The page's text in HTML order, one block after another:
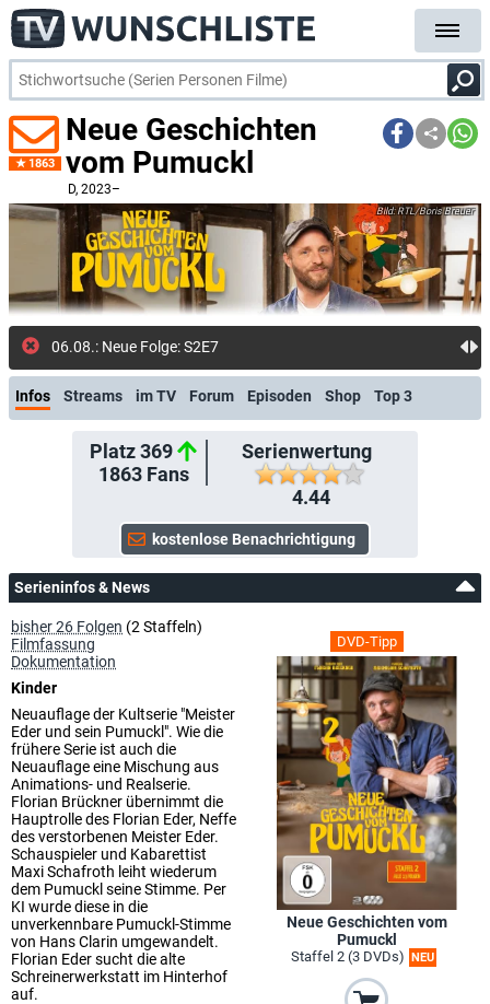
1863
Neue Geschichten
vom Pumuckl
D, 2023–
RTL/Boris Breuer
06.08.: Neue Folge: S2E7 (RTL+ Premium)
Infos Streams im TV Forum Episoden Shop Top 3
Platz 369
1863Fans
Serienwertung
4.44
Serieninfos & News
DVD-Tipp
Neue Geschichten vom
Pumuckl
Staffel 2 (3 DVDs) NEU
bisher 26 Folgen (2 Staffeln)
Filmfassung
Dokumentation
Kinder
Neuauflage der Kultserie "Meister
Eder und sein Pumuckl". Wie die
frühere Serie ist auch die
Neuauflage eine Mischung aus
Animations- und Realserie.
Florian Brückner übernimmt die
Hauptrolle des Florian Eder, Neffe
des verstorbenen Meister Eder.
Schauspieler und Kabarettist
Maxi Schafroth leiht wiederum
dem Pumuckl seine Stimme. Per
KI wurde diese in die
unverkennbare Pumuckl-Stimme
von Hans Clarin umgewandelt.
Florian Eder sucht die alte
Schreinerwerkstatt im Hinterhof
auf.